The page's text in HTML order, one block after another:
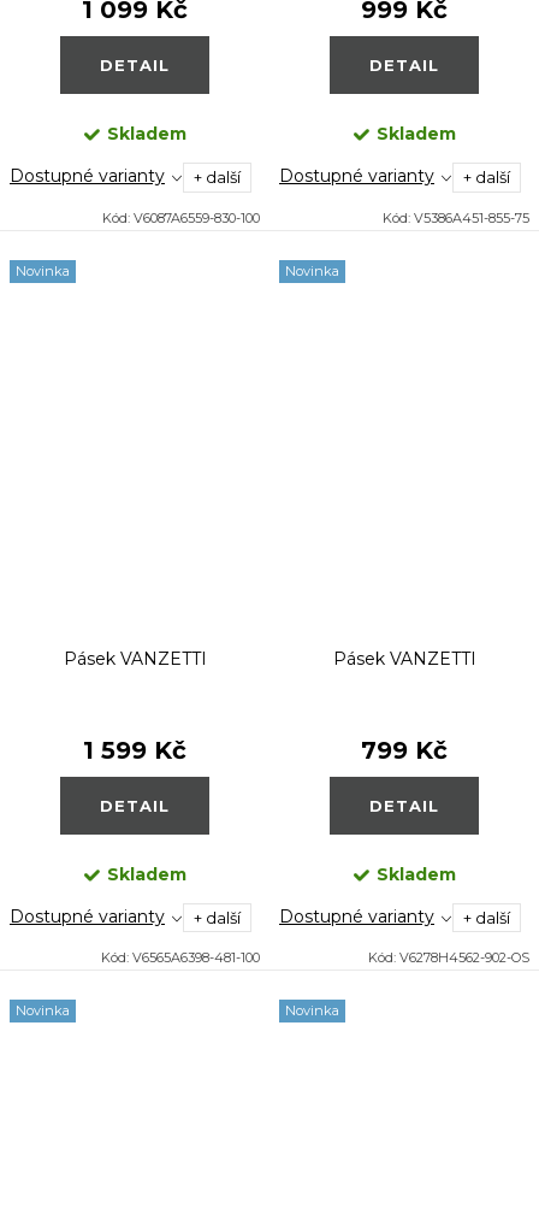
1 099 Kč
DETAIL
Skladem
Dostupné varianty
+ další
Kód: V6087A6559-830-100
999 Kč
DETAIL
Skladem
Dostupné varianty
+ další
Kód: V5386A451-855-75
Novinka
Pásek VANZETTI
1 599 Kč
DETAIL
Skladem
Dostupné varianty
+ další
Kód: V6565A6398-481-100
Novinka
Pásek VANZETTI
799 Kč
DETAIL
Skladem
Dostupné varianty
+ další
Kód: V6278H4562-902-OS
Novinka Novinka